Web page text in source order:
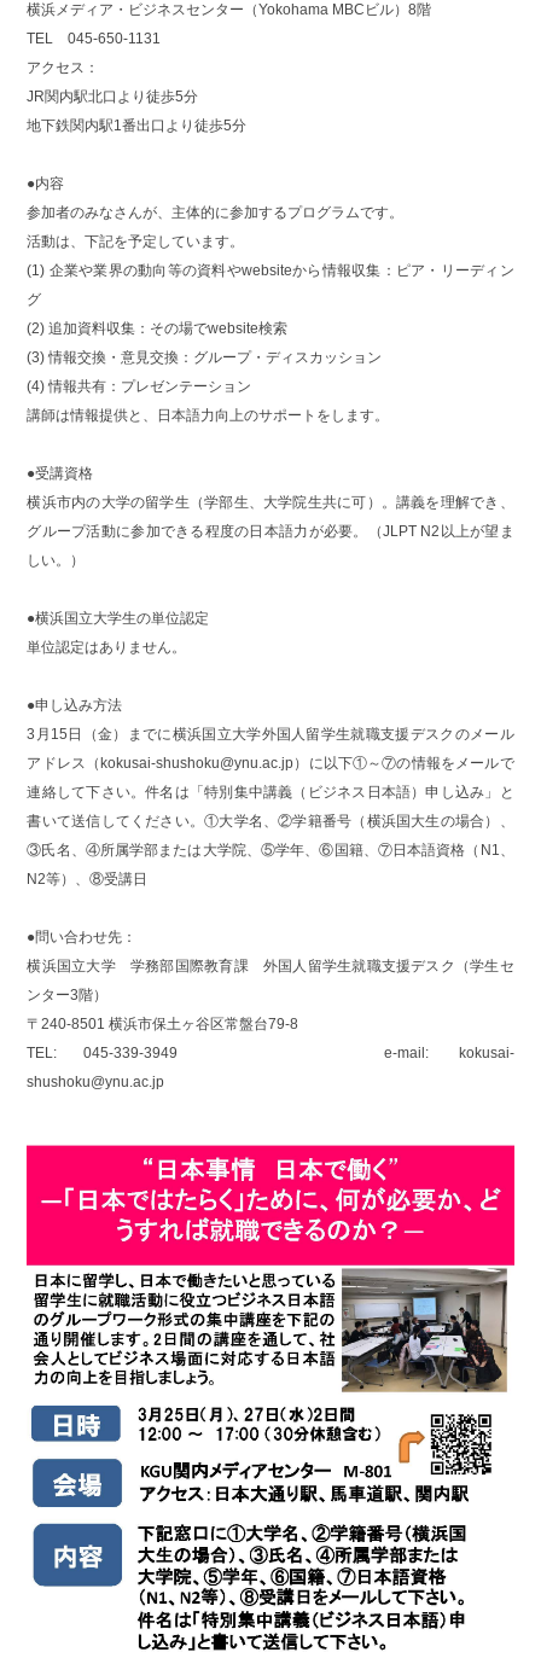
横浜メディア・ビジネスセンター（Yokohama MBCビル）8階
TEL 045-650-1131
アクセス：
JR関内駅北口より徒歩5分
地下鉄関内駅1番出口より徒歩5分
●内容
参加者のみなさんが、主体的に参加するプログラムです。
活動は、下記を予定しています。
(1) 企業や業界の動向等の資料やwebsiteから情報収集：ピア・リーディン
グ
(2) 追加資料収集：その場でwebsite検索
(3) 情報交換・意見交換：グループ・ディスカッション
(4) 情報共有：プレゼンテーション
講師は情報提供と、日本語力向上のサポートをします。
●受講資格
横浜市内の大学の留学生（学部生、大学院生共に可）。講義を理解でき、
グループ活動に参加できる程度の日本語力が必要。（JLPT N2以上が望ま
しい。）
●横浜国立大学生の単位認定
単位認定はありません。
●申し込み方法
3月15日（金）までに横浜国立大学外国人留学生就職支援デスクのメール
アドレス（kokusai-shushoku@ynu.ac.jp）に以下①～⑦の情報をメールで
連絡して下さい。件名は「特別集中講義（ビジネス日本語）申し込み」と
書いて送信してください。①大学名、②学籍番号（横浜国大生の場合）、
③氏名、④所属学部または大学院、⑤学年、⑥国籍、⑦日本語資格（N1、
N2等）、⑧受講日
●問い合わせ先：
横浜国立大学 学務部国際教育課 外国人留学生就職支援デスク（学生セ
ンター3階）
〒240-8501 横浜市保土ヶ谷区常盤台79-8
TEL: 045-339-3949 e-mail: kokusai-
shushoku@ynu.ac.jp